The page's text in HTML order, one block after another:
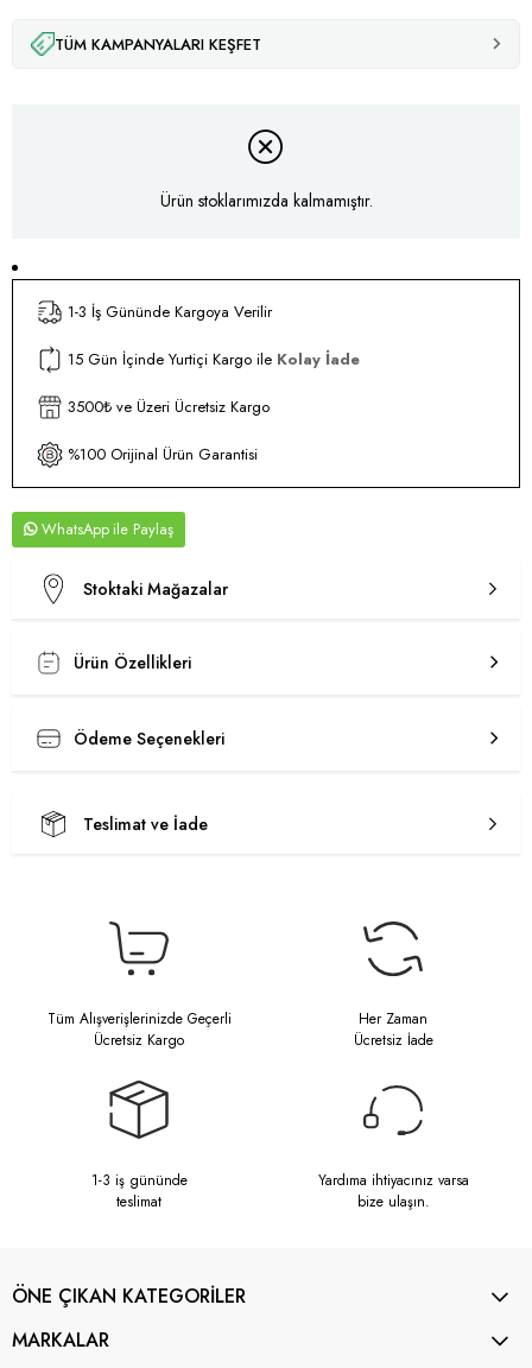
TÜM KAMPANYALARI KEŞFET
Ürün stoklarımızda kalmamıştır.
1-3 İş Gününde Kargoya Verilir
15 Gün İçinde Yurtiçi Kargo ile Kolay İade
3500₺ ve Üzeri Ücretsiz Kargo
%100 Orijinal Ürün Garantisi
WhatsApp
Stoktaki Mağazalar
Ürün Özellikleri
Ödeme Seçenekleri
Teslimat ve İade
Tüm Alışverişlerinizde Geçerli
Ücretsiz Kargo
Her Zaman
Ücretsiz İade
1-3 iş gününde
teslimat
Yardıma ihtiyacınız varsa
bize ulaşın.
ÖNE ÇIKAN KATEGORİLER
MARKALAR